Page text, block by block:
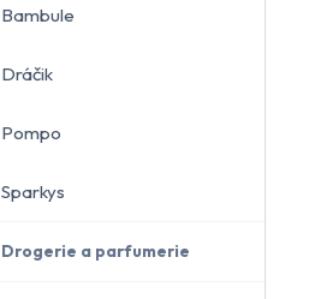
Bambule
Dráčik
Pompo
Sparkys
Drogerie a parfumerie